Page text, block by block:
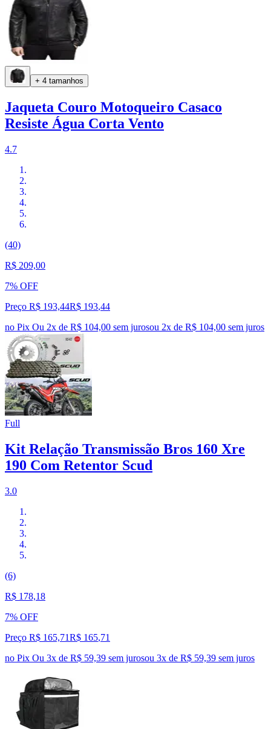
+ 4 tamanhos
Jaqueta Couro Motoqueiro Casaco
Resiste Água Corta Vento
4.7
(40)
R$ 209,00
7% OFF
Preço R$ 193,44R$ 193,44
no Pix Ou 2x de R$ 104,00 sem jurosou 2x de R$ 104,00 sem juros
Full
Kit Relação Transmissão Bros 160 Xre
190 Com Retentor Scud
3.0
(6)
R$ 178,18
7% OFF
Preço R$ 165,71R$ 165,71
no Pix Ou 3x de R$ 59,39 sem jurosou 3x de R$ 59,39 sem juros